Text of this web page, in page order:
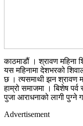
काठमाडौं । श्रावण महिना
यस महिनामा देशभरको
छ । त्यसमाथी झन श्रावण
हाम्रो समाजमा । बिशेष
पुजा आराधनाको लागी पुग्ने
Advertisement